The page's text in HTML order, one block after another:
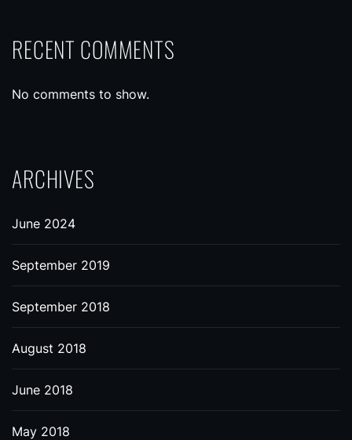
RECENT COMMENTS
No comments to show.
ARCHIVES
June 2024
September 2019
September 2018
August 2018
June 2018
May 2018